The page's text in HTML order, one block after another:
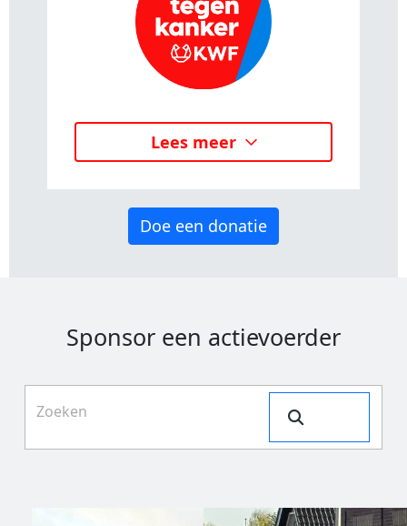
Lees meer
Doe een donatie
Sponsor een actievoerder